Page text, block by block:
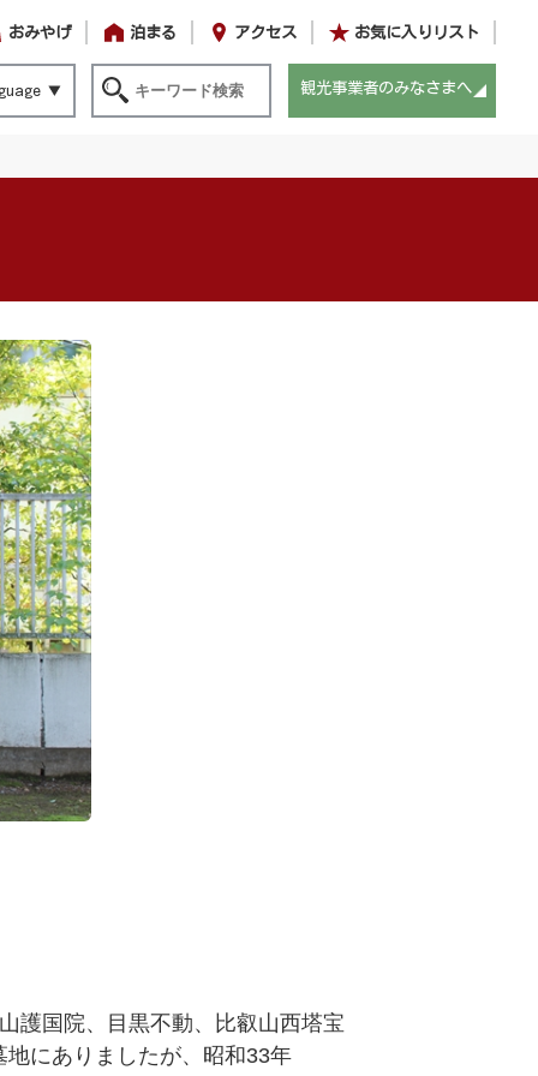
おみやげ 泊まる アクセス お気に入りリスト
観光事業者のみなさまへ
護国院、目黒不動、比叡山西塔宝
にありましたが、昭和33年